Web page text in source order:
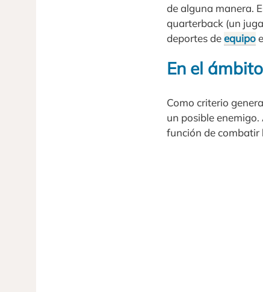
de alguna manera.
quarterback (un
deportes deequipo
En el
Como criterio
un posible
función de combatir